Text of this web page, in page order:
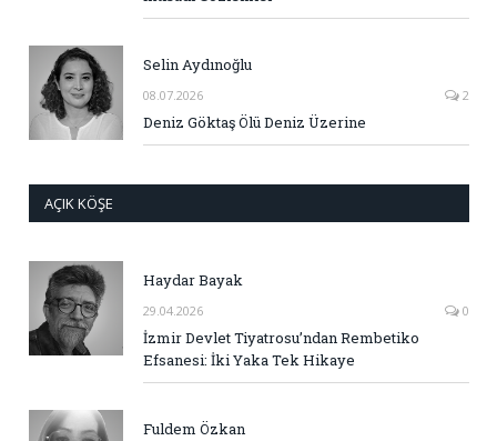
Selin Aydınoğlu
08.07.2026 2
Deniz Göktaş Ölü Deniz Üzerine
AÇIK KÖŞE
Haydar Bayak
29.04.2026 0
İzmir Devlet Tiyatrosu’ndan Rembetiko
Efsanesi: İki Yaka Tek Hikaye
Fuldem Özkan